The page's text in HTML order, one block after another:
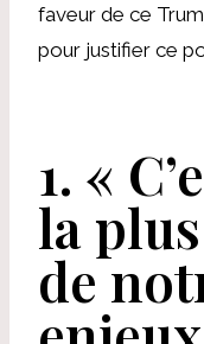
faveur de ce
pour justifier ce
1. «
la
de